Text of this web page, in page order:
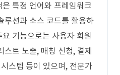
특정 언어와 프레임워크
루션과 소스 코드를 활용하
기능으로는 사용자 회원
트 노출, 매칭 신청, 결제
스템 등이 있으며, 전문가